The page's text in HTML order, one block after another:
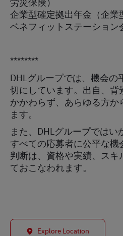
企業型確定拠出年金（企
ベネフィットステーシ
********
DHLグループでは、機会の
切にしています。出自、背
かかわらず、あらゆる方
ます。
また、DHLグループではい
すべての応募者に公平な機
判断は、資格や実績、 スキ
ておこなわれます。
Explore Location